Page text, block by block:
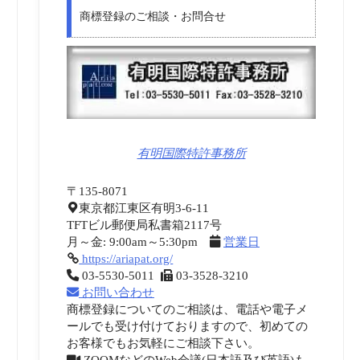
商標登録のご相談・お問合せ
有明国際特許事務所
〒135-8071
東京都江東区有明3-6-11
TFTビル郵便局私書箱2117号
月～金: 9:00am～5:30pm
営業日
https://ariapat.org/
03-5530-5011
03-3528-3210
お問い合わせ
商標登録についてのご相談は、電話や電子メ
ールでも受け付けておりますので、初めての
お客様でもお気軽にご相談下さい。